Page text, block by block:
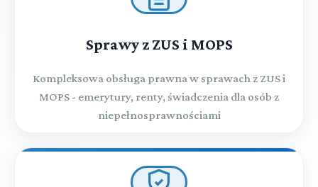
Sprawy z ZUS i MOPS
Kompleksowa obsługa prawna w sprawach z ZUS i
MOPS - emerytury, renty, świadczenia dla osób z
niepełnosprawnościami